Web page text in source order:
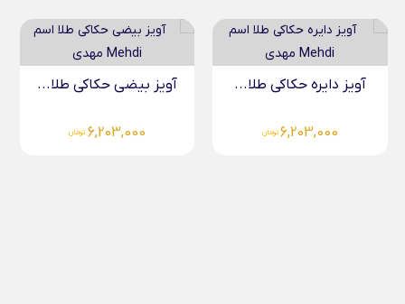
آویز دایره حکاکی طلا...
6,203,000 تومان
آویز بیضی حکاکی طلا...
6,203,000 تومان